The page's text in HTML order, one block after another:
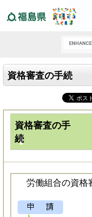
資格審査の手続
資格審査の手
労働組合の資格